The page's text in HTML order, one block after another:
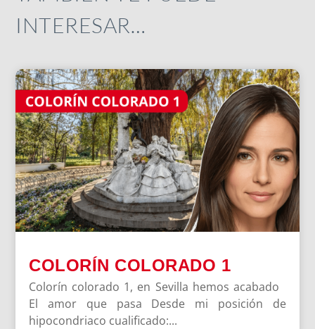
INTERESAR…
COLORÍN COLORADO 1
Colorín colorado 1, en Sevilla hemos acabado
El amor que pasa Desde mi posición de
hipocondriaco cualificado:...